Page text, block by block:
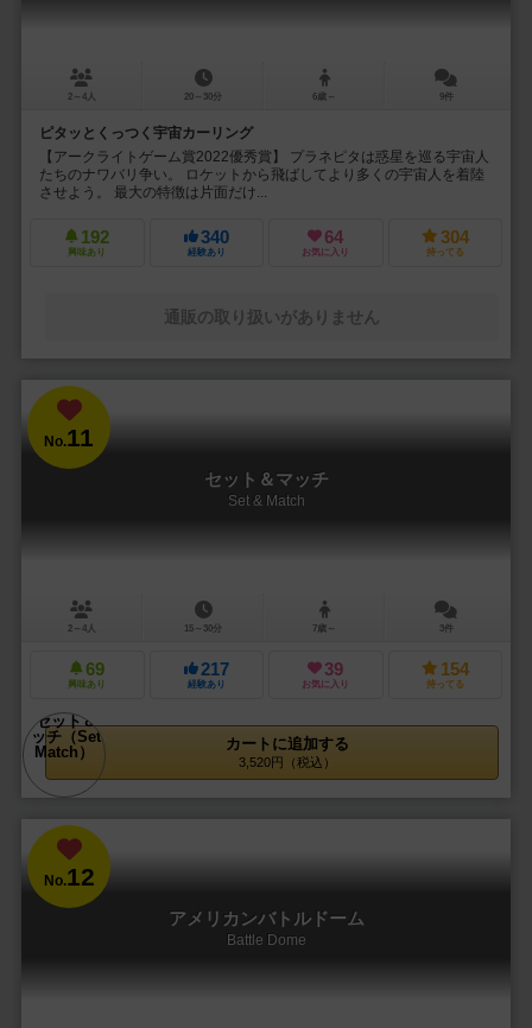
2～4人 20～30分 6歳～ 9件
ピタッとくっつく宇宙カーリング
【アークライトゲーム賞2022優秀賞】 プラネピタは惑星を巡る宇宙人
たちのナワバリ争い。 ロケットから飛ばしてより多くの宇宙人を着陸
させよう。 最大の特徴は片面だけ...
192
興味あり
340
経験あり
64
お気に入り
304
持ってる
通販の取り扱いがありません
No.11
セット＆マッチ
Set & Match
2～4人 15～30分 7歳～ 3件
69
興味あり
217
経験あり
39
お気に入り
154
持ってる
カートに追加する
3,520円（税込）
No.12
アメリカンバトルドーム
Battle Dome